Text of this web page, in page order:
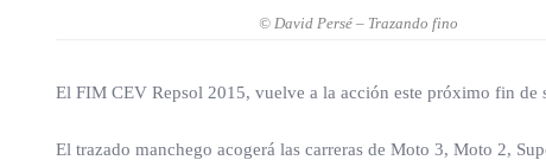
© David Persé – Trazando fino
El FIM CEV Repsol 2015, vuelve a la acción este próximo fin de
El trazado manchego acogerá las carreras de Moto 3, Moto 2,